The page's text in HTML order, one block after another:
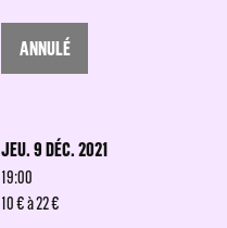
ANNULÉ
JEU. 9 DÉC. 2021
19:00
10 € à 22 €